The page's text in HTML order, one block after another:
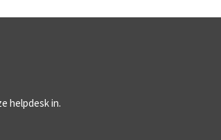
helpdesk in.